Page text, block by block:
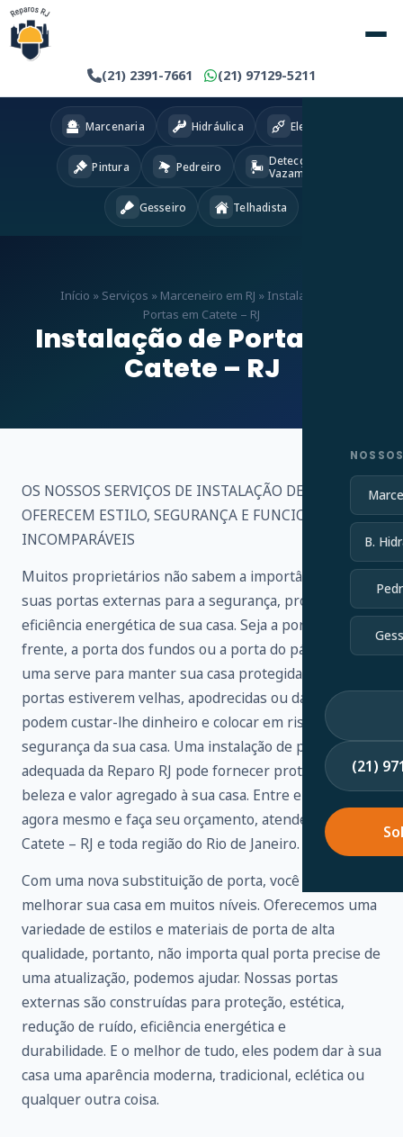
(21) 2391-7661 (21) 97129-5211
B.
(21)
Marcenaria Hidráulica Eletricista
Pintura Pedreiro
Detecção
Vazamentos
Gesseiro Telhadista
Início » Serviços » Marceneiro em RJ » Instalação de
Portas em Catete – RJ
Instalação de Portas em
Catete – RJ
OS NOSSOS SERVIÇOS DE INSTALAÇÃO DE PORTAS
OFERECEM ESTILO, SEGURANÇA E FUNCIONALIDADE
INCOMPARÁVEIS
Muitos proprietários não sabem a importância de
suas portas externas para a segurança, proteção e
eficiência energética de sua casa. Seja a porta da
frente, a porta dos fundos ou a porta do pátio, cada
uma serve para manter sua casa protegida. Se as suas
portas estiverem velhas, apodrecidas ou danificadas,
podem custar-lhe dinheiro e colocar em risco a
segurança da sua casa. Uma instalação de porta
adequada da Reparo RJ pode fornecer proteção,
beleza e valor agregado à sua casa. Entre em contato
agora mesmo e faça seu orçamento, atendemos em
Catete – RJ e toda região do Rio de Janeiro.
Com uma nova substituição de porta, você pode
melhorar sua casa em muitos níveis. Oferecemos uma
variedade de estilos e materiais de porta de alta
qualidade, portanto, não importa qual porta precise de
uma atualização, podemos ajudar. Nossas portas
externas são construídas para proteção, estética,
redução de ruído, eficiência energética e
durabilidade. E o melhor de tudo, eles podem dar à sua
casa uma aparência moderna, tradicional, eclética ou
qualquer outra coisa.